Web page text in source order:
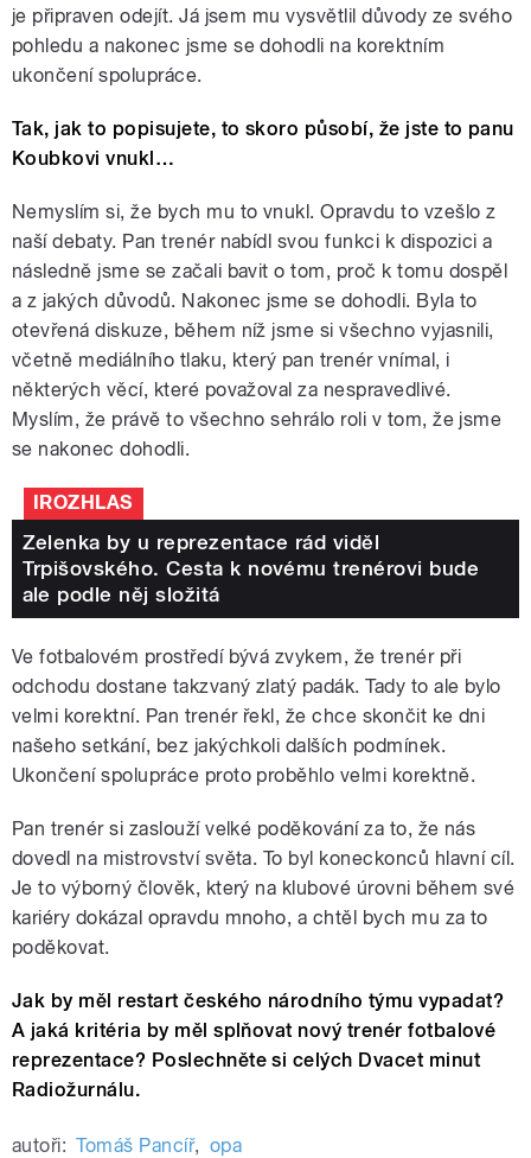
je připraven odejít. Já jsem mu vysvětlil důvody ze svého
pohledu a nakonec jsme se dohodli na korektním
ukončení spolupráce.
Tak, jak to popisujete, to skoro působí, že jste to panu
Koubkovi vnukl…
Nemyslím si, že bych mu to vnukl. Opravdu to vzešlo z
naší debaty. Pan trenér nabídl svou funkci k dispozici a
následně jsme se začali bavit o tom, proč k tomu dospěl
a z jakých důvodů. Nakonec jsme se dohodli. Byla to
otevřená diskuze, během níž jsme si všechno vyjasnili,
včetně mediálního tlaku, který pan trenér vnímal, i
některých věcí, které považoval za nespravedlivé.
Myslím, že právě to všechno sehrálo roli v tom, že jsme
se nakonec dohodli.
IROZHLAS
Zelenka by u reprezentace rád viděl
Trpišovského. Cesta k novému trenérovi bude
ale podle něj složitá
Ve fotbalovém prostředí bývá zvykem, že trenér při
odchodu dostane takzvaný zlatý padák. Tady to ale bylo
velmi korektní. Pan trenér řekl, že chce skončit ke dni
našeho setkání, bez jakýchkoli dalších podmínek.
Ukončení spolupráce proto proběhlo velmi korektně.
Pan trenér si zaslouží velké poděkování za to, že nás
dovedl na mistrovství světa. To byl koneckonců hlavní cíl.
Je to výborný člověk, který na klubové úrovni během své
kariéry dokázal opravdu mnoho, a chtěl bych mu za to
poděkovat.
Jak by měl restart českého národního týmu vypadat?
A jaká kritéria by měl splňovat nový trenér fotbalové
reprezentace? Poslechněte si celých Dvacet minut
Radiožurnálu.
autoři: Tomáš Pancíř, opa